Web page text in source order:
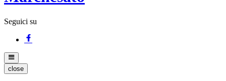
Seguici su
close